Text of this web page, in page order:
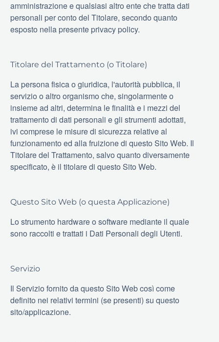
amministrazione e qualsiasi altro ente che tratta dati
personali per conto del Titolare, secondo quanto
esposto nella presente privacy policy.
Titolare del Trattamento (o Titolare)
La persona fisica o giuridica, l'autorità pubblica, il
servizio o altro organismo che, singolarmente o
insieme ad altri, determina le finalità e i mezzi del
trattamento di dati personali e gli strumenti adottati,
ivi comprese le misure di sicurezza relative al
funzionamento ed alla fruizione di questo Sito Web. Il
Titolare del Trattamento, salvo quanto diversamente
specificato, è il titolare di questo Sito Web.
Questo Sito Web (o questa Applicazione)
Lo strumento hardware o software mediante il quale
sono raccolti e trattati i Dati Personali degli Utenti.
Servizio
Il Servizio fornito da questo Sito Web così come
definito nei relativi termini (se presenti) su questo
sito/applicazione.